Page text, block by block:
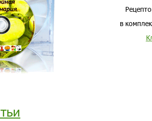
в